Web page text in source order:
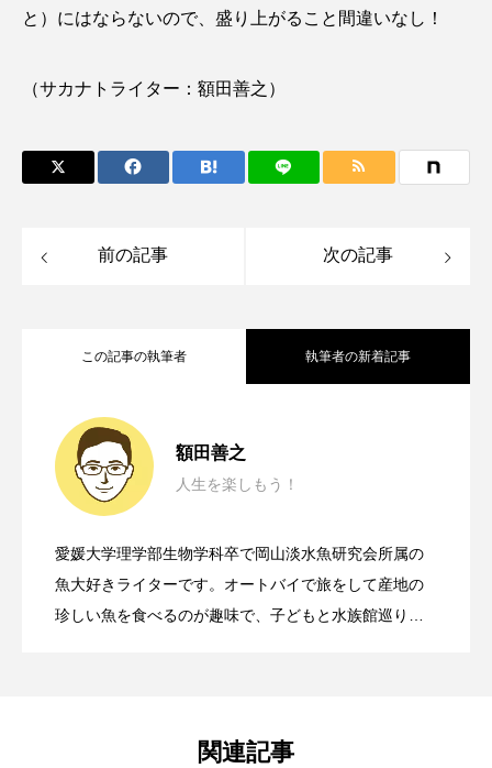
ノロゲンゲ ハス ハゼ
ハタハタ ハダカゾウクラゲ ハナゴンドウ
ハナミノカサゴ ハリヨ
バンドウイルカ ヒゲダイ
ビワマス ピラルクー
フエダイ
プライドフィッシュ プランクトン
と）にはならないので、盛り上がること間違いなし！
（サカナトライター：額田善之）
前の記事 次の記事
この記事の執筆者 執筆者の新着記事
額田善之
人生を楽しもう！
愛媛大学理学部生物学科卒で岡山淡水魚研究会所属の
魚大好きライターです。オートバイで旅をして産地の
珍しい魚を食べるのが趣味で、子どもと水族館巡りや
2026.07.19
力＆注意点は？
2026.07.12
てみた ガサガサでわかる《川の生態
2026.06.18 さまざまな生きものと共生する植物プラ
の関係性とは？
関連記事